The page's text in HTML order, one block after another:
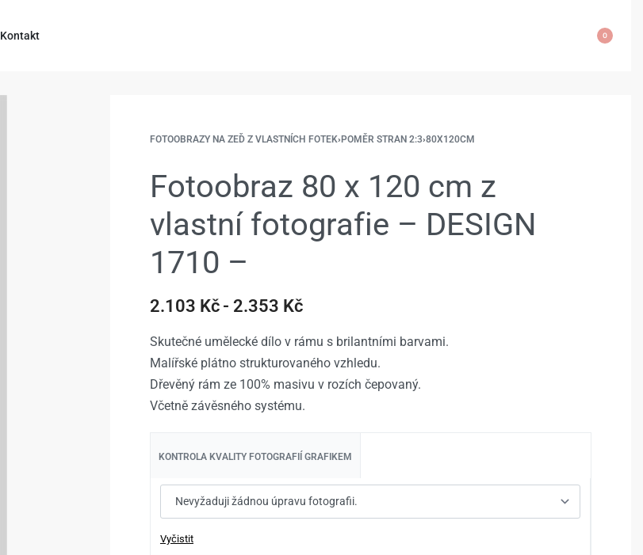
Kontakt 0
FOTOOBRAZY NA ZEĎ Z VLASTNÍCH FOTEK› POMĚR STRAN 2:3›80X120CM
2.353Kč
Fotoobraz 80 x 120 cm z
vlastní fotografie – DESIGN
1710 –
2.103 Kč 2.353 Kč
Skutečné umělecké dílo v rámu s brilantními barvami.
Malířské plátno strukturovaného vzhledu.
Dřevěný rám ze 100% masivu v rozích čepovaný.
Včetně závěsného systému.
KONTROLA KVALITY FOTOGRAFIÍ GRAFIKEM
Vyčistit